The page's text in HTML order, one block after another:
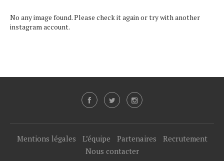
No any image found. Please check it again or try with another
instagram account.
Mentions légales L’équipe Partenaires
Recrutement
Nous contacter